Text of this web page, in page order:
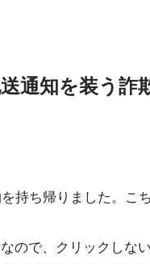
通知を装う詐
持ち帰りました。こ
ので、クリックしな